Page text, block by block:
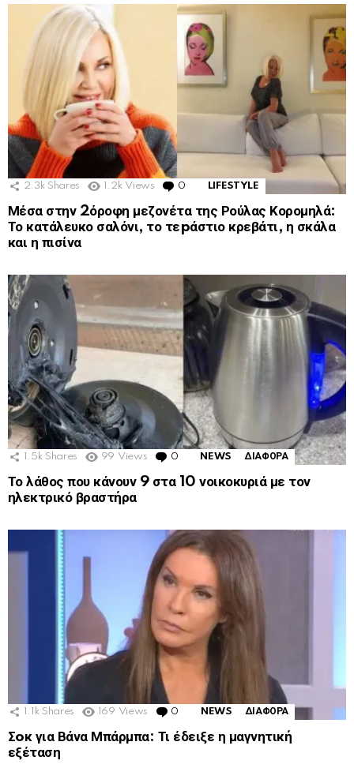
2.3k Shares 1.2k Views 0 Comments
LIFESTYLE
Μέσα στην 2όροφη μεζονέτα της Ρούλας Κορομηλά:
Το κατάλευκο σαλόνι, το τεpάστιο κρεβάτι, η σκάλα
και η πισίνα
1.5k Shares 99 Views 0 Comments
NEWS ΔΙΑΦΟΡΑ
Το λάθος που κάνουν 9 στα 10 νοικοκυριά με τον
ηλεκτρικό βραστήρα
1.1k Shares 169 Views 0 Comments
NEWS ΔΙΑΦΟΡΑ
Σoκ για Βάνα Μπάρμπα: Τι έδειξε η μαγνητική
εξέταση